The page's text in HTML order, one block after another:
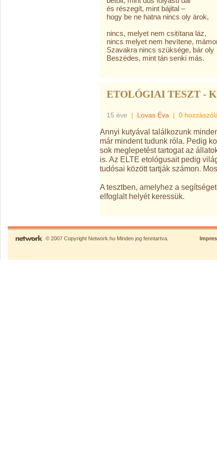
és részegít, mint bájital –
hogy be ne hatna nincs oly árok,
nincs, melyet nem csitítana láz,
nincs melyet nem hevítene,
Szavakra nincs szüksége, bár oly
Beszédes, mint tán senki más.
ETOLÓGIAI TESZT -
15 éve | Lovas Éva | 0
Annyi kutyával találkozunk
már mindent tudunk róla. Pedig
sok meglepetést tartogat az
is. Az ELTE etológusait pedig
tudósai között tartják számon.
A tesztben, amelyhez a
elfoglalt helyét keressük.
© 2007 Copyright Network.hu Minden jog fenntartva.